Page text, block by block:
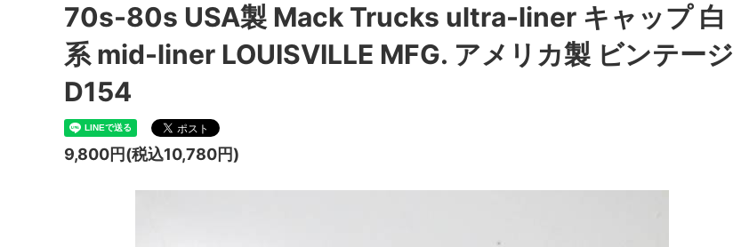
70s-80s USA製 Mack Trucks ultra-liner キャップ 白
系 mid-liner LOUISVILLE MFG. アメリカ製 ビンテージ
D154
9,800円(税込10,780円)